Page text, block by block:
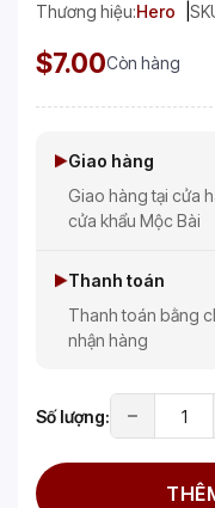
Thương hiệu:Hero
$7.00Còn hàng
Giao hàng
Giao hàng tại cửa
cửa khẩu Mộc Bài
Thanh toán
Thanh toán bằng
nhận hàng
Số lượng: